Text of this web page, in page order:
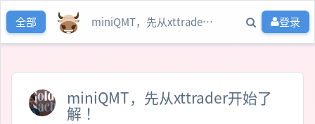
全部 miniQMT，先从xttrader开始了解 ！ 登录
miniQMT，先从xttrader开始了
解 ！